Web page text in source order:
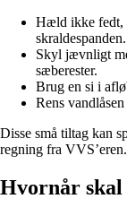
Hæld ikke fedt,
skraldespanden.
Skyl jævnligt
sæberester.
Brug en si i
Rens
Disse små tiltag kan
regning fra VVS’eren.
Hvornår